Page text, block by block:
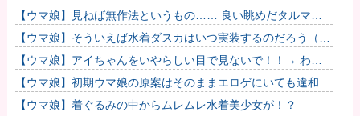
も育成でもグッズでもなく、これ。
【ウマ娘】見ねば無作法というもの…… 良い眺めだタルマ
エ…（殴
【ウマ娘】そういえば水着ダスカはいつ実装するのだろう（ﾃﾞ
ｯｯｯ
【ウマ娘】アイちゃんをいやらしい目で見ないで！！→ わか
りました…
【ウマ娘】初期ウマ娘の原案はそのままエロゲにいても違和感
がないんだ。
【ウマ娘】着ぐるみの中からムレムレ水着美少女が！？